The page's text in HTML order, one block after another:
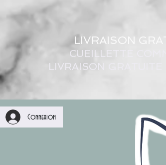
LIVRAISON
CUEILLETTE
LIVRAISON
Connexion